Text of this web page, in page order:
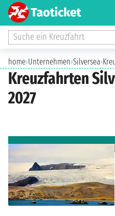
Suche ein Kreuzfahrt
home›Unternehmen›Silversea›
Kreuzfahrten
2027